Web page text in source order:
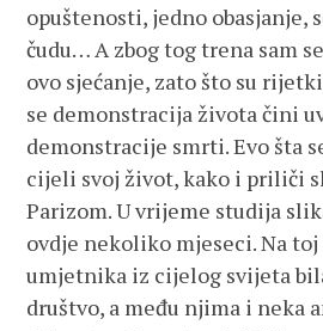
opuštenosti, jedno obasjanje,
čudu… A zbog tog trena sam
ovo sjećanje, zato što su
se demonstracija života čini
demonstracije smrti. Evo šta
cijeli svoj život, kako i priliči
Parizom. U vrijeme studija
ovdje nekoliko mjeseci. Na
umjetnika iz cijelog svijeta
društvo, a među njima i neka